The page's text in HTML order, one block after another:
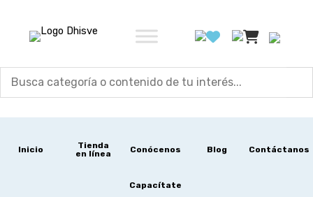
contenido
Inicio
Tienda
en línea
Conócenos Blog Contáctanos
Capacítate